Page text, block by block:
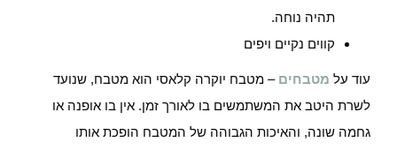
תהיה נוחה.
קווים נקיים ויפים
עוד על מטבחים – מטבח יוקרה קלאסי הוא מטבח, שנועד
לשרת היטב את המשתמשים בו לאורך זמן. אין בו אופנה או
גחמה שונה, והאיכות הגבוהה של המטבח הופכת אותו